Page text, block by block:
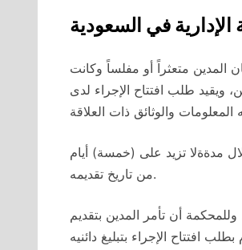
الإدارية في السعودية
المدين متعثراً أو مفلساً وكانت
ويقيد طلب افتتاح الإجراء لدى
مدةةلا تزيد على (خمسة) أيام
من تاريخ تقديمه.
أن تأمر المدين بتقديم